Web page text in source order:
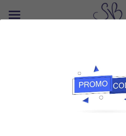
商品分類
重磅純色 短袖T-Shirt 系列